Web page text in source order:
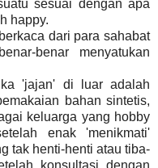
sesuai dengan apa
happy.
dari para sahabat
benar menyatukan
'jajan' di luar adalah
bahan sintetis,
keluarga yang hobby
enak 'menikmati'
tak henti-henti atau tiba-
konsultasi dengan